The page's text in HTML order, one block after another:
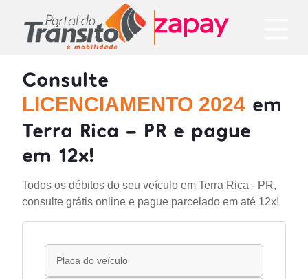
Consulte
LICENCIAMENTO 2024 em
Terra Rica - PR e pague
em 12x!
Todos os débitos do seu veículo em Terra Rica - PR,
consulte grátis online e pague parcelado em até 12x!